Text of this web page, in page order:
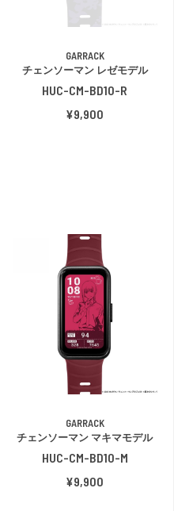
GARRACK
チェンソーマン レゼモデル
HUC-CM-BD10-R
¥9,900
GARRACK
チェンソーマン マキマモデル
HUC-CM-BD10-M
¥9,900